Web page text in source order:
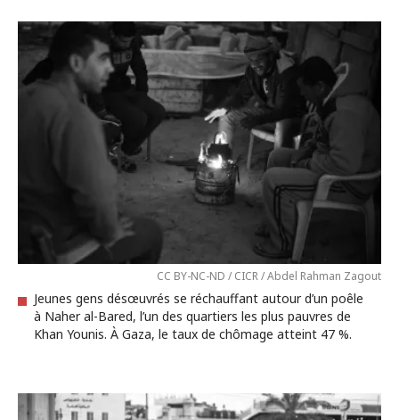
CC BY-NC-ND / CICR / Abdel Rahman Zagout
Jeunes gens désœuvrés se réchauffant autour d’un poêle
à Naher al-Bared, l’un des quartiers les plus pauvres de
Khan Younis. À Gaza, le taux de chômage atteint 47 %.